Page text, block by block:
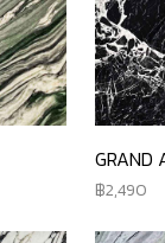
GRAND
2,490